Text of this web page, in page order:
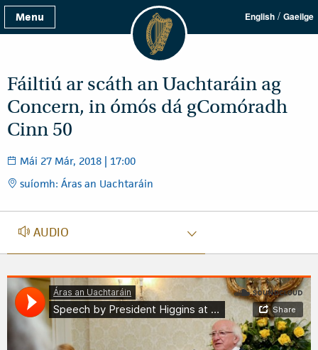
Menu English / Gaeilge
Fáiltiú ar scáth an Uachtaráin ag
Concern, in ómós dá gComóradh
Cinn 50
Mái 27 Már, 2018 | 17:00
suíomh: Áras an Uachtaráin
GEARRTHÓGA FUAIME
AUDIO